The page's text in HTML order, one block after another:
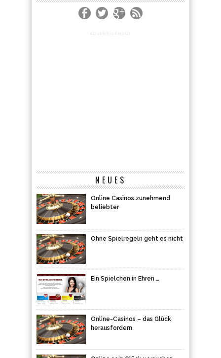
ADVERTISEMENT
NEUES
Online Casinos zunehmend
beliebter
Ohne Spielregeln geht es nicht
Ein Spielchen in Ehren …
Online-Casinos – das Glück
herausfordern